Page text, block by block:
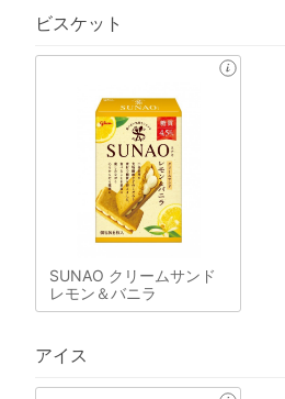
ビスケット
SUNAO クリームサンド
レモン＆バニラ
アイス